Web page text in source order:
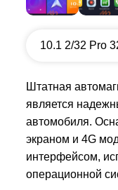
10.1 2/32 Pro
Штатная
является
автомобиля.
экраном и 4G
интерфейсом,
операционной